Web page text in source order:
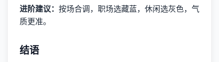
进阶建议： 按场合调，职场选藏蓝，休闲选灰色，气
质更准。
结语